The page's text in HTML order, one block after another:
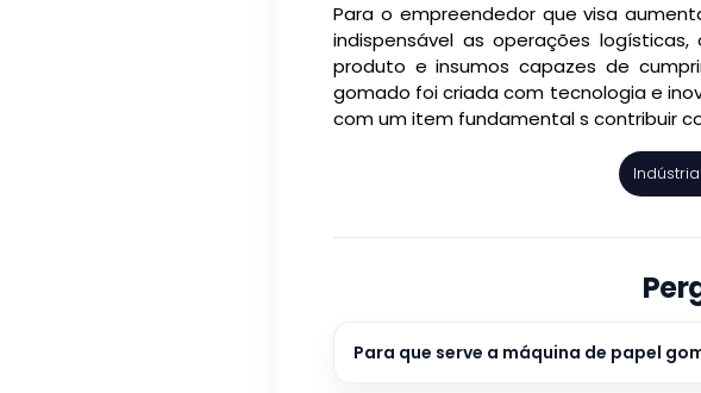
Para o empreendedor que visa
indispensável as operações
produto e insumos capazes de
gomado foi criada com tecnologia e
com um item fundamental s contribuir
Para que serve a máquina de papel